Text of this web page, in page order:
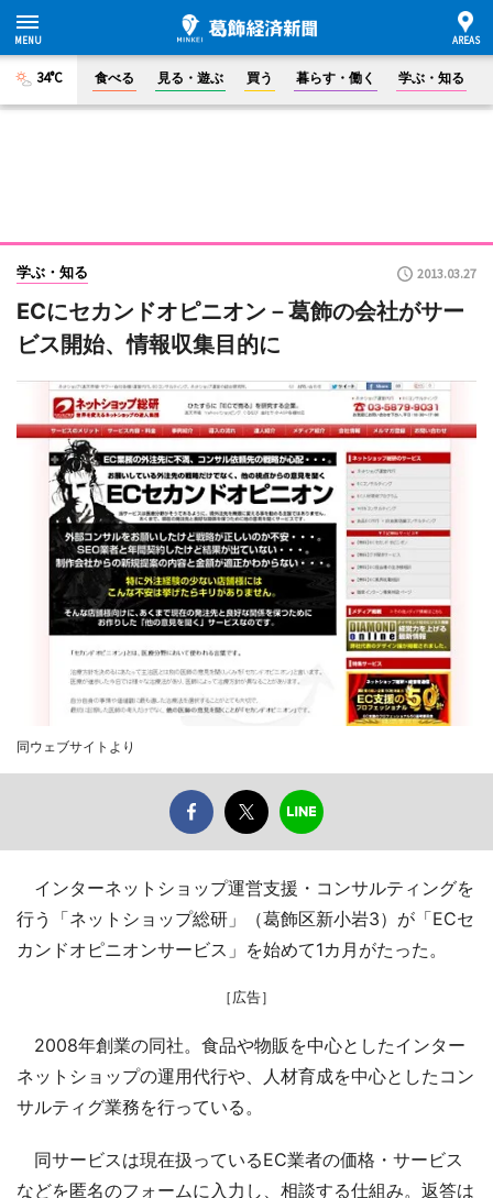
34°C 食べる 見る・遊ぶ 買う 暮らす・働く 学ぶ・知る
学ぶ・知る 2013.03.27
ECにセカンドオピニオン－葛飾の会社がサー
ビス開始、情報収集目的に
同ウェブサイトより
インターネットショップ運営支援・コンサルティングを
行う「ネットショップ総研」（葛飾区新小岩3）が「ECセ
カンドオピニオンサービス」を始めて1カ月がたった。
［広告］
2008年創業の同社。食品や物販を中心としたインター
ネットショップの運用代行や、人材育成を中心としたコン
サルティグ業務を行っている。
同サービスは現在扱っているEC業者の価格・サービス
などを匿名のフォームに入力し、相談する仕組み。返答は